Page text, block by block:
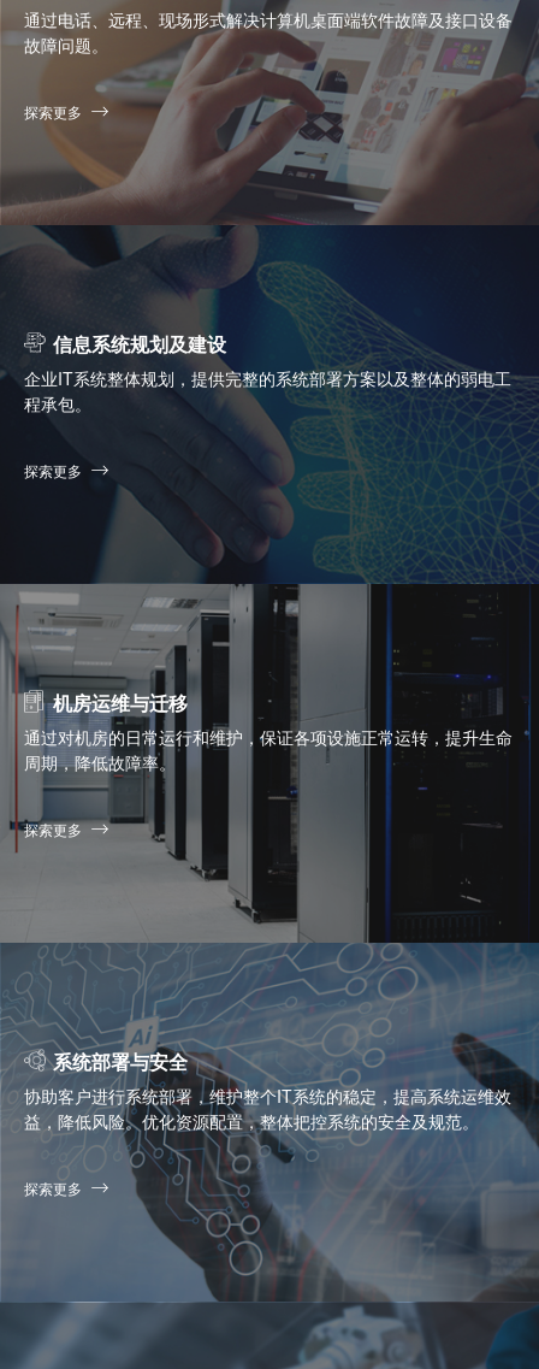
通过电话、远程、现场形式解决计算机桌面端软件故障及接口设备
故障问题。
探索更多
信息系统规划及建设
企业IT系统整体规划，提供完整的系统部署方案以及整体的弱电工
程承包。
探索更多
机房运维与迁移
通过对机房的日常运行和维护，保证各项设施正常运转，提升生命
周期，降低故障率。
探索更多
系统部署与安全
协助客户进行系统部署，维护整个IT系统的稳定，提高系统运维效
益，降低风险。优化资源配置，整体把控系统的安全及规范。
探索更多